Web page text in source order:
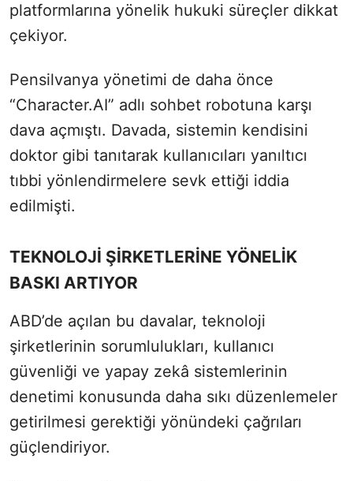
platformlarına yönelik hukuki süreçler dikkat
çekiyor.
Pensilvanya yönetimi de daha önce
“Character.AI” adlı sohbet robotuna karşı
dava açmıştı. Davada, sistemin kendisini
doktor gibi tanıtarak kullanıcıları yanıltıcı
tıbbi yönlendirmelere sevk ettiği iddia
edilmişti.
TEKNOLOJİ ŞİRKETLERİNE YÖNELİK
BASKI ARTIYOR
ABD’de açılan bu davalar, teknoloji
şirketlerinin sorumlulukları, kullanıcı
güvenliği ve yapay zekâ sistemlerinin
denetimi konusunda daha sıkı düzenlemeler
getirilmesi gerektiği yönündeki çağrıları
güçlendiriyor.